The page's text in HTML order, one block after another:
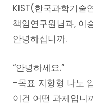
KIST(한국과학기술
책임연구원님과, 이
안녕하십니까.
“안녕하세요.”
-목표 지향형 나노
이건 어떤 과제입니